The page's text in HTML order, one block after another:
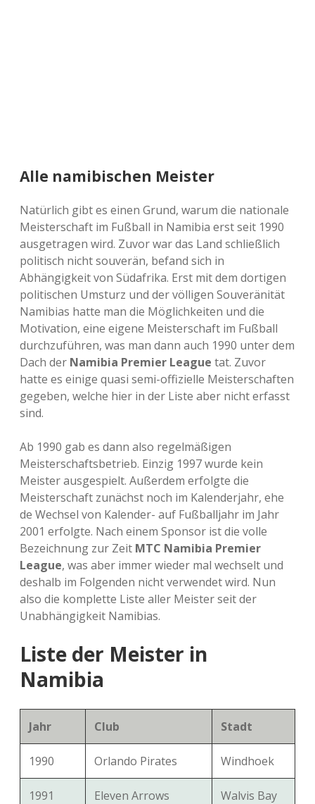
Alle namibischen Meister
Natürlich gibt es einen Grund, warum die nationale
Meisterschaft im Fußball in Namibia erst seit 1990
ausgetragen wird. Zuvor war das Land schließlich
politisch nicht souverän, befand sich in
Abhängigkeit von Südafrika. Erst mit dem dortigen
politischen Umsturz und der völligen Souveränität
Namibias hatte man die Möglichkeiten und die
Motivation, eine eigene Meisterschaft im Fußball
durchzuführen, was man dann auch 1990 unter dem
Dach der Namibia Premier League tat. Zuvor
hatte es einige quasi semi-offizielle Meisterschaften
gegeben, welche hier in der Liste aber nicht erfasst
sind.
Ab 1990 gab es dann also regelmäßigen
Meisterschaftsbetrieb. Einzig 1997 wurde kein
Meister ausgespielt. Außerdem erfolgte die
Meisterschaft zunächst noch im Kalenderjahr, ehe
de Wechsel von Kalender- auf Fußballjahr im Jahr
2001 erfolgte. Nach einem Sponsor ist die volle
Bezeichnung zur Zeit MTC Namibia Premier
League, was aber immer wieder mal wechselt und
deshalb im Folgenden nicht verwendet wird. Nun
also die komplette Liste aller Meister seit der
Unabhängigkeit Namibias.
Liste der Meister in
Namibia
Jahr Club Stadt
1990 Orlando Pirates Windhoek
1991 Eleven Arrows Walvis Bay